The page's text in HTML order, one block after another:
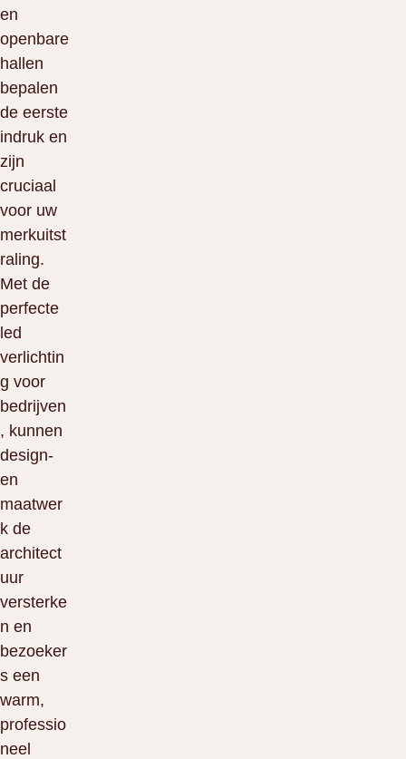
en
openbare
hallen
bepalen
de eerste
indruk en
zijn
cruciaal
voor uw
merkuitst
raling.
Met de
perfecte
led
verlichtin
g voor
bedrijven
, kunnen
design-
en
maatwer
k de
architect
uur
versterke
n en
bezoeker
s een
warm,
professio
neel